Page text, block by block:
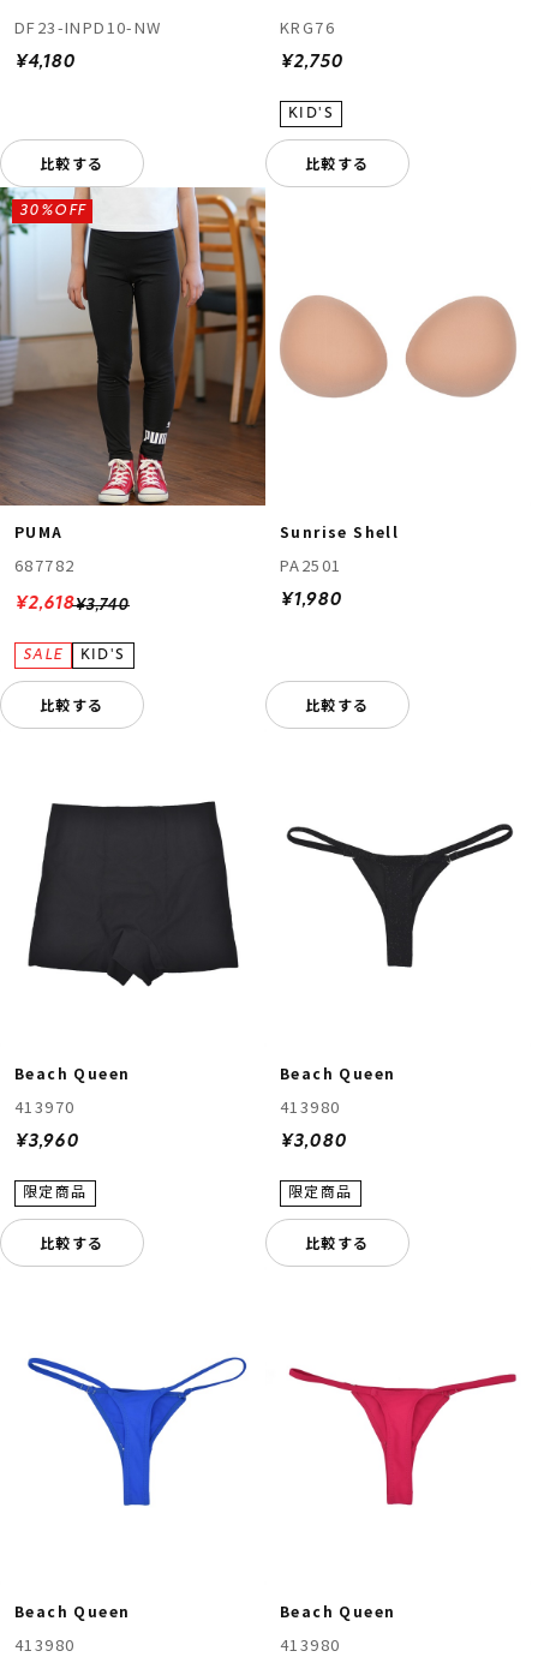
DF23-INPD10-NW
¥4,180
比較する
KRG76
¥2,750
比較する
PUMA
687782
¥3,740
30%OFF
¥2,618
比較する
Sunrise Shell
PA2501
¥1,980
比較する
Beach Queen
413970
¥3,960
比較する
Beach Queen
413980
¥3,080
比較する
Beach Queen
413980
Beach Queen
413980